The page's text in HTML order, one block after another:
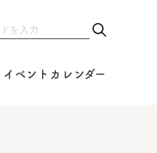
イベントカレンダー